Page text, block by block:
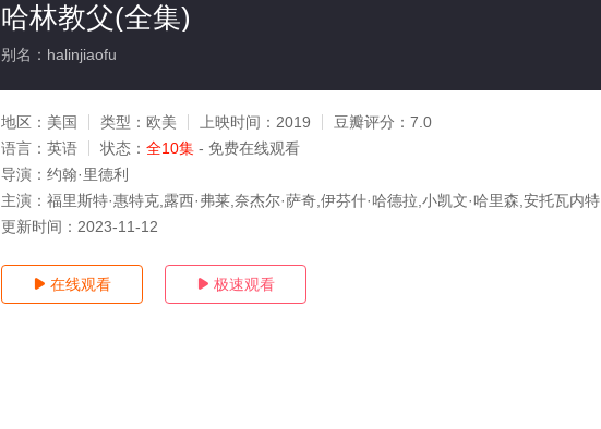
哈林教父(全集)
别名：halinjiaofu
地区： 美国 类型： 欧美 上映时间： 2019 豆瓣评分： 7.0
语言： 英语 状态： 全10集 - 免费在线观看
导演： 约翰·里德利
主演： 福里斯特·惠特克,露西·弗莱,奈杰尔·萨奇,伊芬什·哈德拉,小凯文·哈里森,安托瓦内特
更新时间： 2023-11-12
 在线观看  极速观看